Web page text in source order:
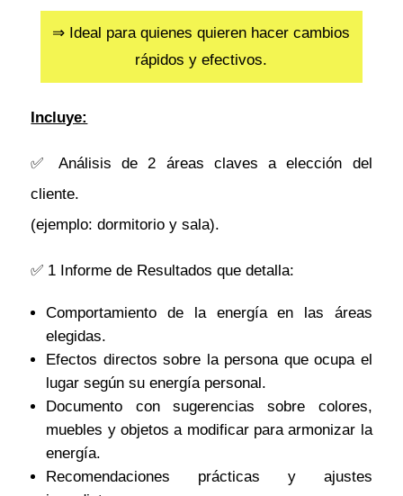
⇒ Ideal para quienes quieren hacer cambios
rápidos y efectivos.
Incluye:
✅ Análisis de 2 áreas claves a elección del
cliente.
(ejemplo: dormitorio y sala).
✅ 1 Informe de Resultados que detalla:
Comportamiento de la energía en las áreas
elegidas.
Efectos directos sobre la persona que ocupa el
lugar según su energía personal.
Documento con sugerencias sobre colores,
muebles y objetos a modificar para armonizar la
energía.
Recomendaciones prácticas y ajustes